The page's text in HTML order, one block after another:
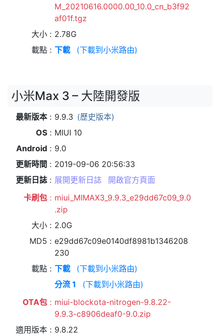
M_20210616.0000.00_10.0_cn_b3f92
af01f.tgz
大小
2.78G
載點
下載 (下載到小米路由)
小米Max 3 – 大陸開發版
最新版本 9.9.3 (歷史版本)
OS
MIUI 10
Android
9.0
更新時間
2019-09-06 20:56:33
更新日誌
展開更新日誌
開啟官方頁面
卡刷包
miui_MIMAX3_9.9.3_e29dd67c09_9.0
.zip
大小
2.0G
MD5
e29dd67c09e0140df8981b1346208
230
載點
下載
(下載到小米路由)
分流 1
(下載到小米路由)
OTA包
miui-blockota-nitrogen-9.8.22-
9.9.3-c8906deaf0-9.0.zip
適用版本
9.8.22